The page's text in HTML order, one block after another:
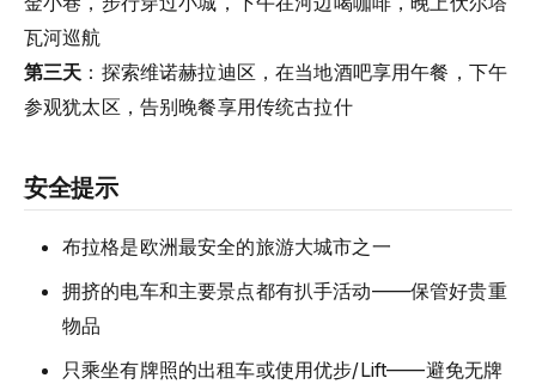
瓦河巡航
第三天 ：探索维诺赫拉迪区，在当地酒吧享用午餐，下午
参观犹太区，告别晚餐享用传统古拉什
安全提示
布拉格是欧洲最安全的旅游大城市之一
拥挤的电车和主要景点都有扒手活动——保管好贵重
物品
只乘坐有牌照的出租车或使用优步/Lift——避免无牌